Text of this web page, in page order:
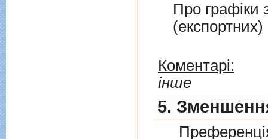
Про графiки
Коментарі:
інше
5.